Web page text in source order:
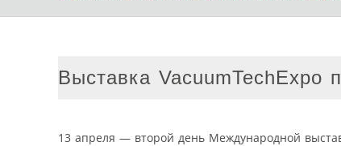
Выставка VacuumTechExpo
13 апреля — второй день Международной